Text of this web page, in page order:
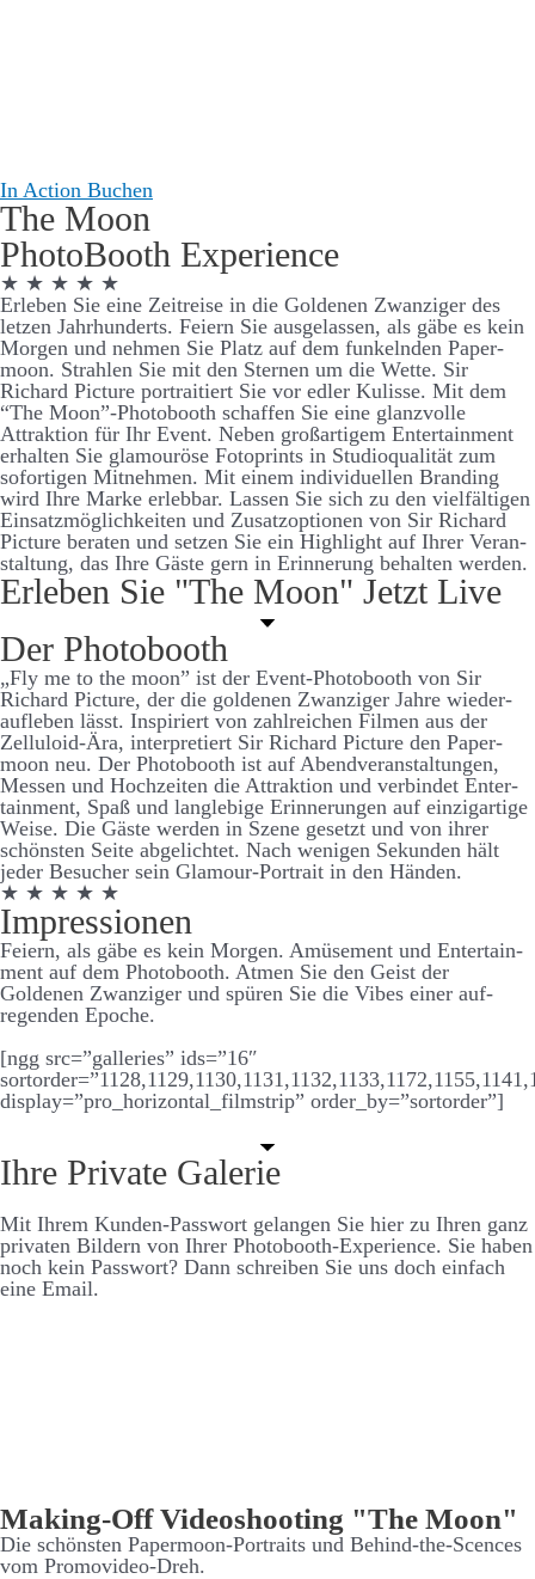
In Action Buchen
The Moon
Photo­Booth Experience
★ ★ ★ ★ ★
Er­­­leben Sie eine Zeit­­­­reise in die Goldenen Zwanziger des
letzen Jahr­­­hunderts. Feiern Sie aus­­­­ge­­­­lassen, als gäbe es kein
Morgen und nehmen Sie Platz auf dem funkelnden Paper­­­­
moon. Strahlen Sie mit den Sternen um die Wette. Sir
Richard Picture portraitiert Sie vor edler Kulisse. Mit dem
“The Moon”-Photo­­­booth schaffen Sie eine glanz­­­­volle
Attraktion für Ihr Event. Neben groß­­­artigem Enter­­­­tain­ment
er­­­halten Sie glamouröse Foto­­­­prints in Studio­­­qualität zum
sofort­igen Mit­­­­nehmen. Mit einem individuellen Brand­­ing
wird Ihre Marke er­­leb­­bar. Lassen Sie sich zu den viel­­­fält­igen
Ein­­­satz­­­möglich­­­keiten und Zu­­satz­­­­optionen von Sir Richard
Picture be­­raten und setzen Sie ein High­­­light auf Ihrer Ver­­­an­­
stalt­­ung, das Ihre Gäste gern in Er­­­­inner­­ung be­­­halten werden.
Er­leben Sie "The Moon" Jetzt Live
Der Photo­­booth
„Fly me to the moon” ist der Event-Photo­­­­booth von Sir
Richard Picture, der die goldenen Zwanziger Jahre wieder­­­­
auf­­­­leben lässt. Inspiriert von zahl­­­­reichen Filmen aus der
Zelluloid-Ära, inter­­pretiert Sir Richard Picture den Paper­
moon neu. Der Photo­­­­booth ist auf Abend­­­­ver­­­­an­­­­stalt­­­ungen,
Messen und Hoch­­­­zeiten die Attraktion und ver­­­bindet Enter­­­­
tain­­ment, Spaß und lang­­­­leb­ige Er­­­­inner­­­ungen auf einzig­­­artige
Weise. Die Gäste werden in Szene ge­­­­setzt und von ihrer
schönsten Seite ab­­­­ge­­­­lichtet. Nach wenigen Sekunden hält
jeder Be­­­sucher sein Glamour-Portrait in den Händen.
★ ★ ★ ★ ★
Impressionen
Feiern, als gäbe es kein Morgen. Amüsement und Enter­­­tain­­
ment auf dem Photo­­­booth. Atmen Sie den Geist der
Goldenen Zwanziger und spüren Sie die Vibes einer auf­­­
regenden Epoche.
[ngg src=”galleries” ids=”16″
display=”pro_horizontal_filmstrip” order_by=”sortorder”]
Ihre Private Galerie
Mit Ihrem Kunden-Pass­­wort ge­langen Sie hier zu Ihren ganz
privaten Bildern von Ihrer Photo­booth-Experience. Sie haben
noch kein Pass­­wort? Dann schreiben Sie uns doch ein­fach
eine Email.
Making-Off Video­shooting "The Moon"
Die schönsten Paper­moon-Portraits und Behind-the-Scences
vom Promo­video-Dreh.